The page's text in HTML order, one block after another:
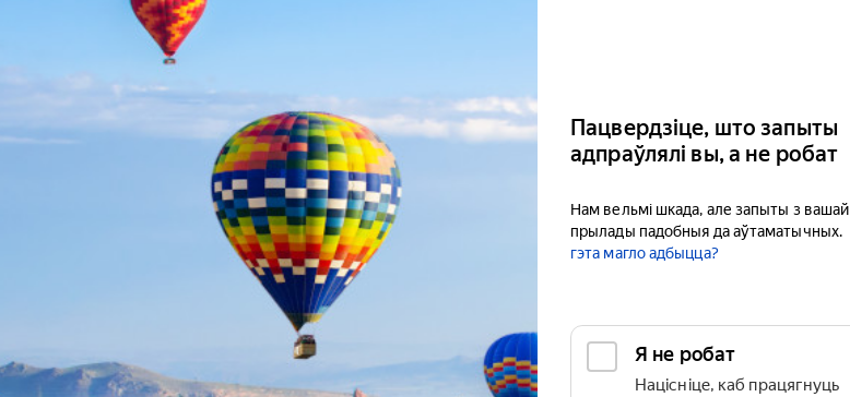
Пацвердзіце, што запыты
адпраўлялі вы, а не робат
Нам вельмі шкада, але запыты з вашай
прылады падобныя да аўтаматычных.
гэта магло адбыцца?
Я не робат
Націсніце, каб працягнуць